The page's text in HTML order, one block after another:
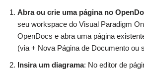
Abra ou crie uma página no
seu workspace do Visual Paradigm
OpenDocs e abra uma página
(via + Nova Página de Documento ou
Insira um diagrama: No editor de